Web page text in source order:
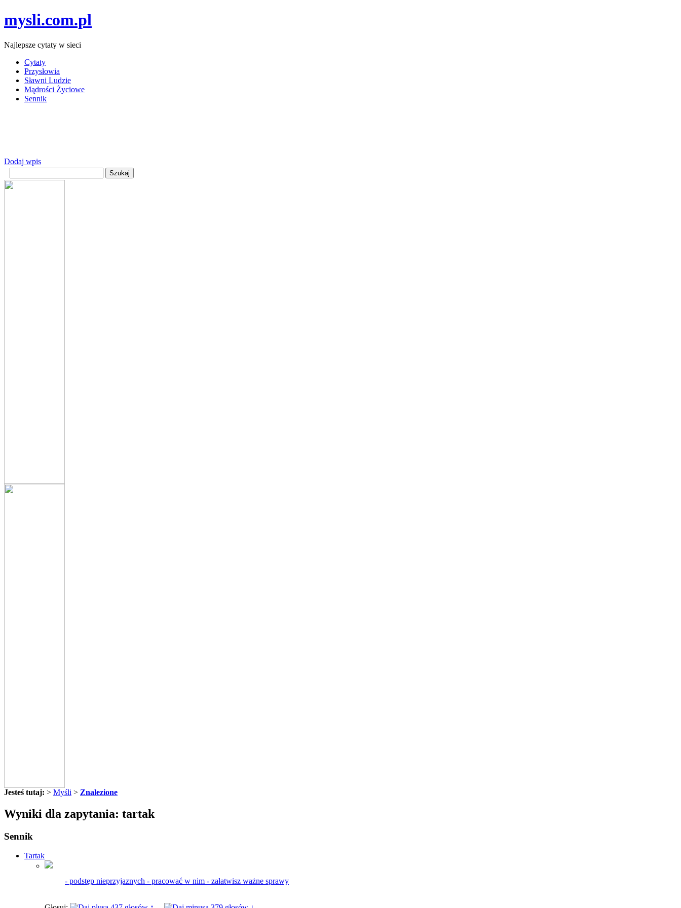
mysli.com.pl
Najlepsze cytaty w sieci
Cytaty
Przysłowia
Sławni Ludzie
Mądrości Życiowe
Sennik
Dodaj wpis
Jesteś tutaj: > Myśli > Znalezione
Wyniki dla zapytania: tartak
Sennik
Tartak
- podstęp nieprzyjaznych - pracować w nim - załatwisz ważne sprawy